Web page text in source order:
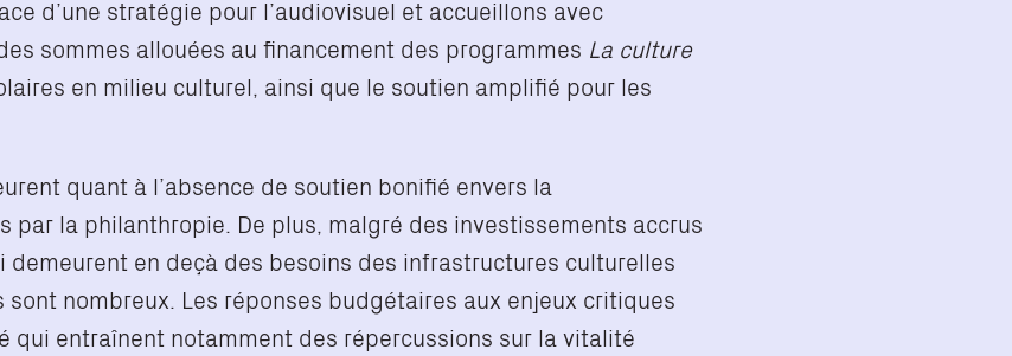
d’une stratégie pour l’audiovisuel et accueillons avec
sommes allouées au financement des programmes La culture
en milieu culturel, ainsi que le soutien amplifié pour les
quant à l’absence de soutien bonifié envers la
par la philanthropie. De plus, malgré des investissements accrus
en deçà des besoins des infrastructures culturelles
nombreux. Les réponses budgétaires aux enjeux critiques
qui entraînent notamment des répercussions sur la vitalité